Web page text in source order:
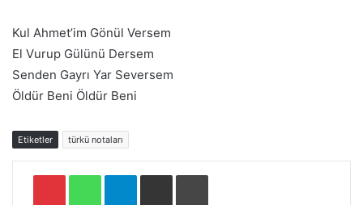
Kul Ahmet’im Gönül Versem
El Vurup Gülünü Dersem
Senden Gayrı Yar Seversem
Öldür Beni Öldür Beni
Etiketler türkü notaları
Pinterest WhatsApp Telegram E-Posta ile paylaş Yazdır